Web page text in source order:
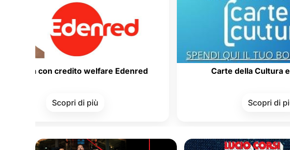
credito welfare Edenred
Scopri di più
Carte della Cultura e del Merito
Scopri di più